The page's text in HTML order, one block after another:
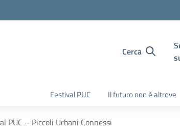
Cerca
Festival PUC Il futuro non è altrove
PUC – Piccoli Urbani Connessi